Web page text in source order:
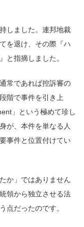
しました。連邦地裁
を退け、その際『ハ
と指摘しました。
常であれば控訴審の
階で事件を引き上
」という極めて珍し
が、本件を単なる人
事件と位置付けてい
か」ではありません
領から独立させる法
点だったのです。